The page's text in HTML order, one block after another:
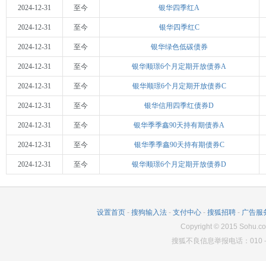
2024-12-31 至今 银华四季红A
2024-12-31 至今 银华四季红C
2024-12-31 至今 银华绿色低碳债券
2024-12-31 至今 银华顺璟6个月定期开放债券A
2024-12-31 至今 银华顺璟6个月定期开放债券C
2024-12-31 至今 银华信用四季红债券D
2024-12-31 至今 银华季季鑫90天持有期债券A
2024-12-31 至今 银华季季鑫90天持有期债券C
2024-12-31 至今 银华顺璟6个月定期开放债券D
设置首页 - 搜狗输入法 - 支付中心 - 搜狐招聘 - 广告服
Copyright© 2015
搜狐不良信息举报电话：010